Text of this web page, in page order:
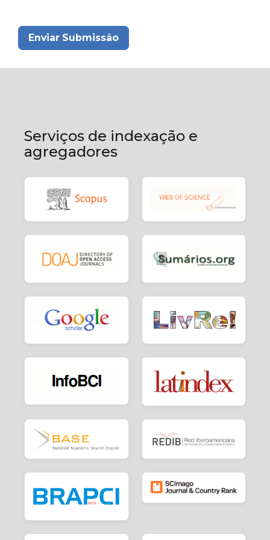
Enviar Submissão
Serviços de indexação e
agregadores